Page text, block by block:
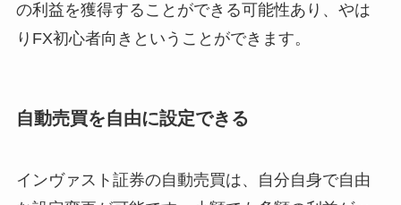
の利益を獲得することができる可能性あり、やは
りFX初心者向きということができます。
自動売買を自由に設定できる
インヴァスト証券の自動売買は、自分自身で自由